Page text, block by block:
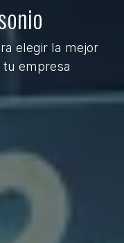
elegir la mejor
tu empresa